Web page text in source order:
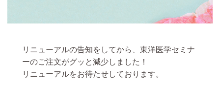
リニューアルの告知をしてから、東洋医学セミナ
ーのご注文がグッと減少しました！
リニューアルをお待たせしております。